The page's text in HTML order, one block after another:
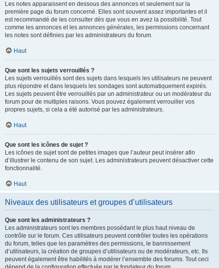
Les notes apparaissent en dessous des annonces et seulement sur la
première page du forum concerné. Elles sont souvent assez importantes et il
est recommandé de les consulter dès que vous en avez la possibilité. Tout
comme les annonces et les annonces générales, les permissions concernant
les notes sont définies par les administrateurs du forum.
Haut
Que sont les sujets verrouillés ?
Les sujets verrouillés sont des sujets dans lesquels les utilisateurs ne peuvent
plus répondre et dans lesquels les sondages sont automatiquement expirés.
Les sujets peuvent être verrouillés par un administrateur ou un modérateur du
forum pour de multiples raisons. Vous pouvez également verrouiller vos
propres sujets, si cela a été autorisé par les administrateurs.
Haut
Que sont les icônes de sujet ?
Les icônes de sujet sont de petites images que l’auteur peut insérer afin
d’illustrer le contenu de son sujet. Les administrateurs peuvent désactiver cette
fonctionnalité.
Haut
Niveaux des utilisateurs et groupes d’utilisateurs
Que sont les administrateurs ?
Les administrateurs sont les membres possédant le plus haut niveau de
contrôle sur le forum. Ces utilisateurs peuvent contrôler toutes les opérations
du forum, telles que les paramètres des permissions, le bannissement
d’utilisateurs, la création de groupes d’utilisateurs ou de modérateurs, etc. Ils
peuvent également être habilités à modérer l’ensemble des forums. Tout ceci